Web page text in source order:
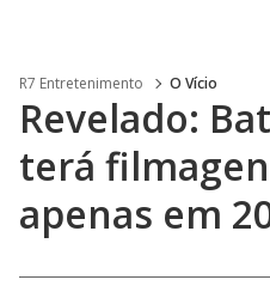
R7 Entretenimento O Vício
Revelado:
terá
apenas em